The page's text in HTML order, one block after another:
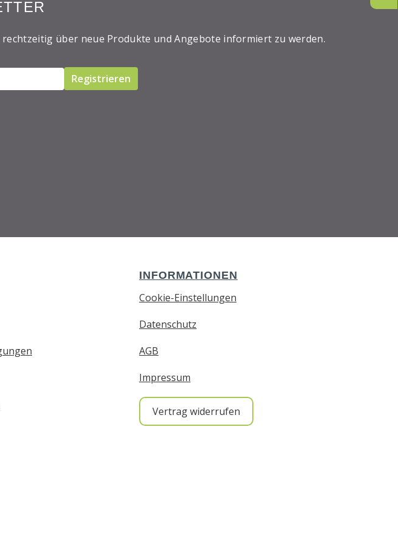
über neue Produkte und Angebote informiert zu werden.
Registrieren
INFORMATIONEN
Cookie-Einstellungen
Datenschutz
AGB
Impressum
Vertrag widerrufen